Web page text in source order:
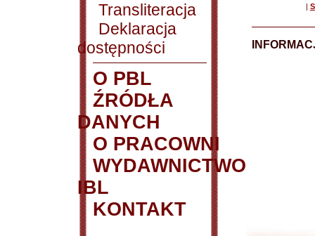
Transliteracja
Deklaracja
dostępności
O PBL
ŹRÓDŁA
DANYCH
O PRACOWNI
WYDAWNICTWO
IBL
KONTAKT
|